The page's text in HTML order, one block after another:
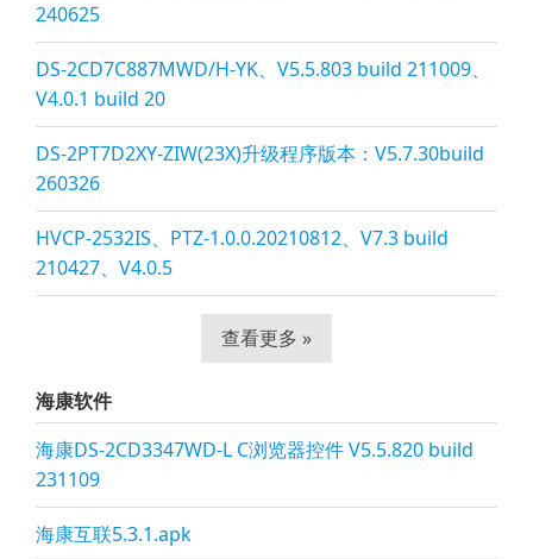
240625
DS-2CD7C887MWD/H-YK、V5.5.803 build 211009、
V4.0.1 build 20
DS-2PT7D2XY-ZIW(23X)升级程序版本：V5.7.30build
260326
HVCP-2532IS、PTZ-1.0.0.20210812、V7.3 build
210427、V4.0.5
查看更多 »
海康软件
海康DS-2CD3347WD-L C浏览器控件 V5.5.820 build
231109
海康互联5.3.1.apk